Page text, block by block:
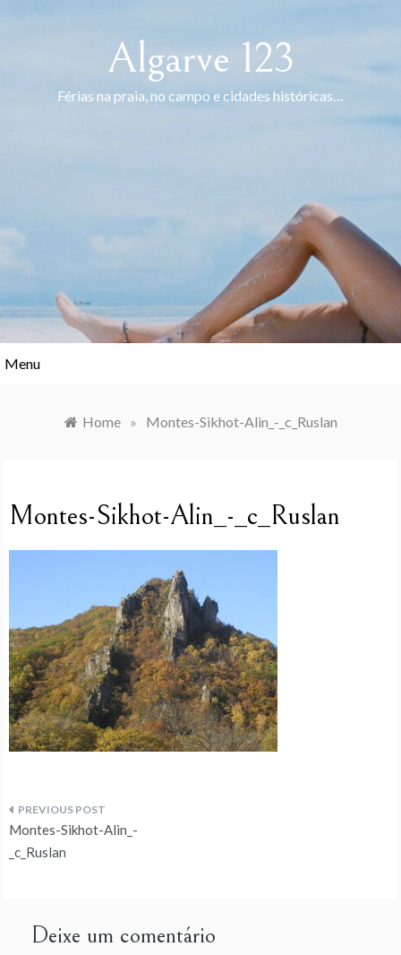
Algarve 123
Férias na praia, no campo e cidades históricas…
Menu
Home » Montes-Sikhot-Alin_-_c_Ruslan
Montes-Sikhot-Alin_-_c_Ruslan
Navegação
de
Montes-Sikhot-Alin_-
_c_Ruslan
Deixe um comentário